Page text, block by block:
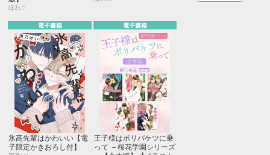
ほわこ
電子書籍
氷高先輩はかわいい【電
子限定かきおろし付】
電子書籍
王子様はポリバケツに乗
って －桜花学園シリーズ